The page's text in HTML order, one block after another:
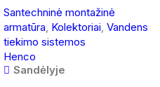
Santechninė montažinė
armatūra, Kolektoriai, Vandens
tiekimo sistemos
Henco
Sandėlyje